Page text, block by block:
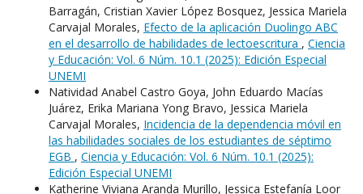
Barragán, Cristian Xavier López Bosquez, Jessica Mariela
Carvajal Morales, Efecto de la aplicación Duolingo ABC
en el desarrollo de habilidades de lectoescritura , Ciencia
y Educación: Vol. 6 Núm. 10.1 (2025): Edición Especial
UNEMI
Natividad Anabel Castro Goya, John Eduardo Macías
Juárez, Erika Mariana Yong Bravo, Jessica Mariela
Carvajal Morales, Incidencia de la dependencia móvil en
las habilidades sociales de los estudiantes de séptimo
EGB , Ciencia y Educación: Vol. 6 Núm. 10.1 (2025):
Edición Especial UNEMI
Katherine Viviana Aranda Murillo, Jessica Estefanía Loor